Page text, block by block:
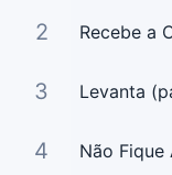
2 Recebe a
3 Levanta
4 Não Fique